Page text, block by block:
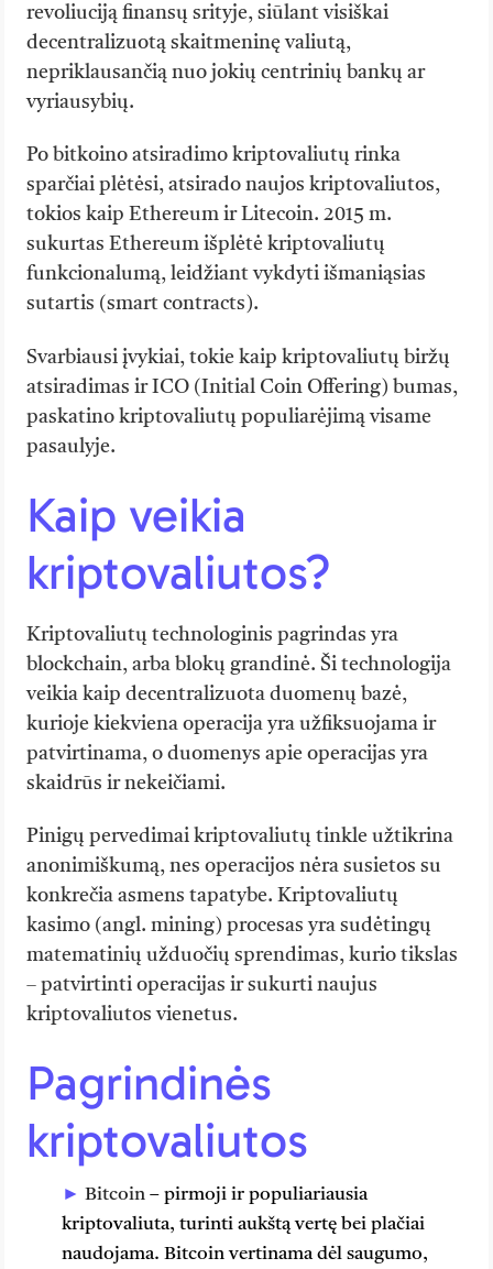
revoliuciją finansų srityje, siūlant visiškai
decentralizuotą skaitmeninę valiutą,
nepriklausančią nuo jokių centrinių bankų ar
vyriausybių.
Po bitkoino atsiradimo kriptovaliutų rinka
sparčiai plėtėsi, atsirado naujos kriptovaliutos,
tokios kaip Ethereum ir Litecoin. 2015 m.
sukurtas Ethereum išplėtė kriptovaliutų
funkcionalumą, leidžiant vykdyti išmaniąsias
sutartis (smart contracts).
Svarbiausi įvykiai, tokie kaip kriptovaliutų biržų
atsiradimas ir ICO (Initial Coin Offering) bumas,
paskatino kriptovaliutų populiarėjimą visame
pasaulyje.
Kaip veikia
kriptovaliutos?
Kriptovaliutų technologinis pagrindas yra
blockchain, arba blokų grandinė. Ši technologija
veikia kaip decentralizuota duomenų bazė,
kurioje kiekviena operacija yra užfiksuojama ir
patvirtinama, o duomenys apie operacijas yra
skaidrūs ir nekeičiami.
Pinigų pervedimai kriptovaliutų tinkle užtikrina
anonimiškumą, nes operacijos nėra susietos su
konkrečia asmens tapatybe. Kriptovaliutų
kasimo (angl. mining) procesas yra sudėtingų
matematinių užduočių sprendimas, kurio tikslas
– patvirtinti operacijas ir sukurti naujus
kriptovaliutos vienetus.
Pagrindinės
kriptovaliutos
Bitcoin – pirmoji ir populiariausia
kriptovaliuta, turinti aukštą vertę bei plačiai
naudojama. Bitcoin vertinama dėl saugumo,